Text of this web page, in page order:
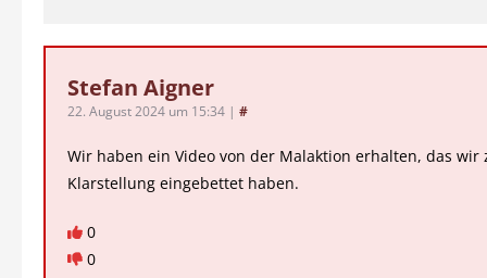
Stefan Aigner
22. August 2024 um 15:34 | #
Wir haben ein Video von der Malaktion erhalten, das wir
Klarstellung eingebettet haben.
0
0